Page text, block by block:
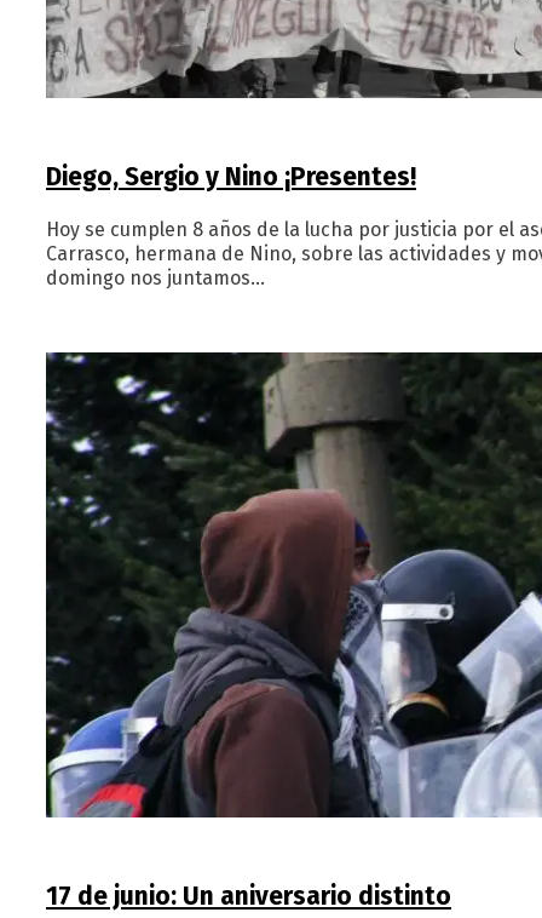
Diego, Sergio y Nino ¡Presentes!
Hoy se cumplen 8 años de la lucha por justicia por el
Carrasco, hermana de Nino, sobre las actividades y
domingo nos juntamos…
17 de junio: Un aniversario distinto